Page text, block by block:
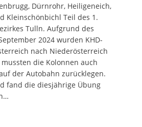
Dürnrohr, Heiligeneich,
Kleinschönbichl Teil des 1.
Tulln. Aufgrund des
2024 wurden KHD-
nach Niederösterreich
die Kolonnen auch
der Autobahn zurücklegen.
fand die diesjährige Übung